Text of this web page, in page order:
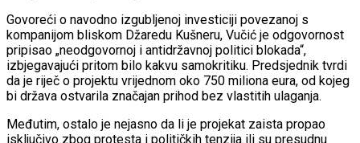
Govoreći o navodno izgubljenoj investiciji povezanoj s
kompanijom bliskom Džaredu Kušneru, Vučić je odgovornost
pripisao „neodgovornoj i antidržavnoj politici blokada“,
izbjegavajući pritom bilo kakvu samokritiku. Predsjednik tvrdi
da je riječ o projektu vrijednom oko 750 miliona eura, od kojeg
bi država ostvarila značajan prihod bez vlastitih ulaganja.
Međutim, ostalo je nejasno da li je projekat zaista propao
isključivo zbog protesta i političkih tenzija ili su presudnu